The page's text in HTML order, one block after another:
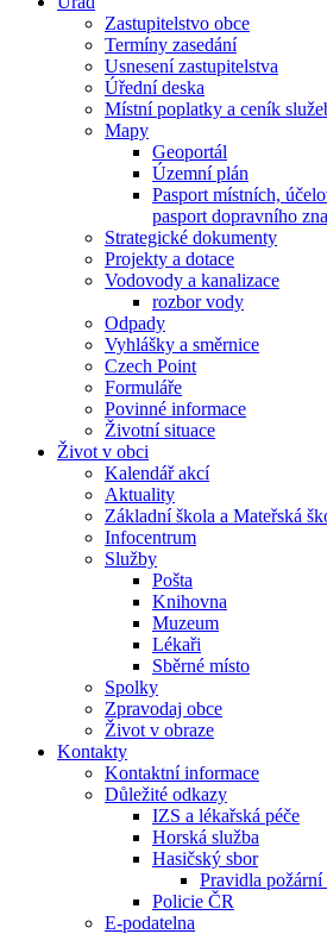
Zastupitelstvo obce
Termíny zasedání
Usnesení zastupitelstva
Úřední deska
Místní poplatky a ceník
Mapy
Geoportál
Územní plán
Pasport místních,
pasport dopravního
Strategické dokumenty
Projekty a dotace
Vodovody a kanalizace
rozbor vody
Odpady
Vyhlášky a směrnice
Czech Point
Formuláře
Povinné informace
Životní situace
Život v obci
Kalendář akcí
Aktuality
Základní škola a Mateřská
Infocentrum
Služby
Pošta
Knihovna
Muzeum
Lékaři
Sběrné místo
Spolky
Zpravodaj obce
Život v obraze
Kontakty
Kontaktní informace
Důležité odkazy
IZS a lékařská péče
Horská služba
Hasičský sbor
Pravidla požární
Policie ČR
E-podatelna